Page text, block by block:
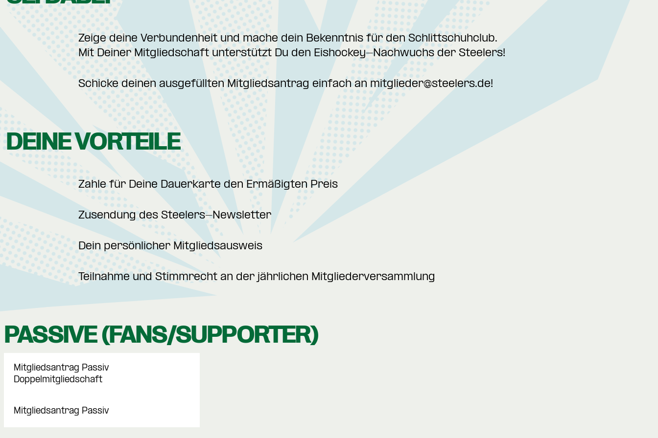
Zeige deine Verbundenheit und mache dein Bekenntnis für den Schlittschuhclub.
Mit Deiner Mitgliedschaft unterstützt Du den Eishockey-Nachwuchs der Steelers!
Schicke deinen ausgefüllten Mitgliedsantrag einfach an mitglieder@steelers.de!
DEINE VORTEILE
Zahle für Deine Dauerkarte den Ermäßigten Preis
Zusendung des Steelers-Newsletter
Dein persönlicher Mitgliedsausweis
Teilnahme und Stimmrecht an der jährlichen Mitgliederversammlung
PASSIVE (FANS/SUPPORTER)
Mitgliedsantrag Passiv
Doppelmitgliedschaft
Mitgliedsantrag Passiv